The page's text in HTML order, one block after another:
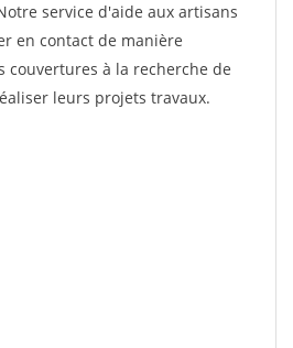
service d'aide aux artisans
en contact de manière
couvertures à la recherche de
leurs projets travaux.